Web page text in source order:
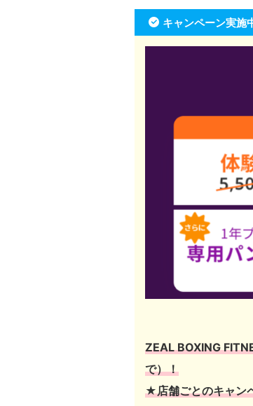
キャンペーン実施
ZEAL BOXING
で）！
★店舗ごとのキャン